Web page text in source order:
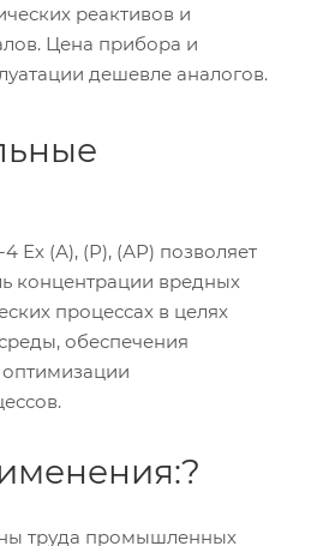
реактивов и
Цена прибора и
дешевле аналогов.
Ех (А), (Р), (АР) позволяет
концентрации вредных
процессах в целях
обеспечения
оптимизации
труда промышленных